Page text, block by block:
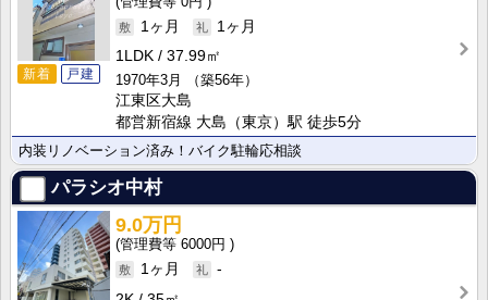
新着 戸建
1ヶ月
1ヶ月
1LDK
37.99㎡
1970年3月
（築56年）
江東区大島
都営新宿線 大島（東京）駅 徒歩5分
内装リノベーション済み！バイク駐輪応相談
パラシオ中村
9.0万円
6000円
1ヶ月
-